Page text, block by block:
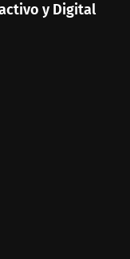
y Digital